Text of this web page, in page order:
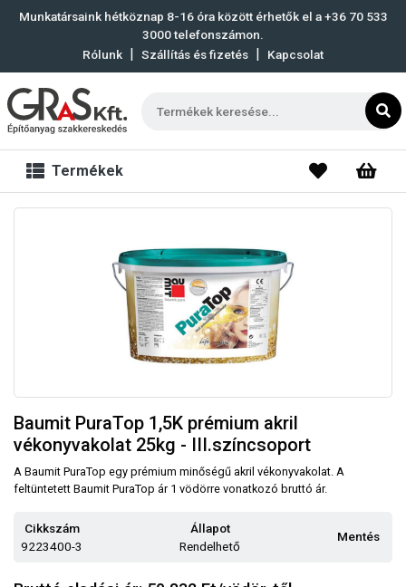
Munkatársaink hétköznap 8-16 óra között érhetők el a+36 70 533
3000telefonszámon.
Rólunk | Szállítás és fizetés | Kapcsolat
Termékek
Baumit PuraTop 1,5K prémium akril
vékonyvakolat 25kg - III.színcsoport
A Baumit PuraTop egy prémium minőségű akril vékonyvakolat. A
feltüntetett Baumit PuraTop ár 1 vödörre vonatkozó bruttó ár.
Cikkszám
9223400-3
Állapot
Rendelhető
Mentés